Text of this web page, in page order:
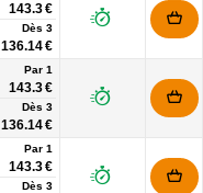
143.3 €
Dès 3
136.14 €
Par 1
143.3 €
Dès 3
136.14 €
Par 1
143.3 €
Dès 3